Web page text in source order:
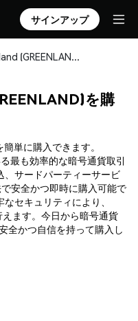
サインアップ
Greenland (GREENLAND) を安全に購入・保管
を購
単に購入できます。
最も効率的な暗号通貨取引
、サードパーティーサービ
安全かつ即時に購入可能で
セキュリティにより、
ます。今日から暗号通貨
全かつ自信を持って購入し